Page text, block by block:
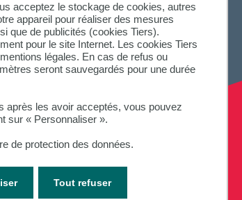
acceptez le stockage de cookies, autres
appareil pour réaliser des mesures
que de publicités (cookies Tiers).
pour le site Internet. Les cookies Tiers
légales. En cas de refus ou
seront sauvegardés pour une durée
après les avoir acceptés, vous pouvez
sur « Personnaliser ».
de protection des données.
Tout refuser